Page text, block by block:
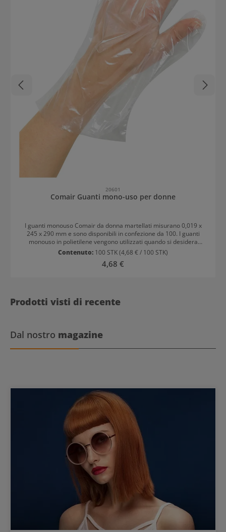
20601
Comair Guanti mono-uso per donne
I guanti monouso Comair da donna martellati misurano 0,019 x
245 x 290 mm e sono disponibili in confezione da 100. I guanti
monouso in polietilene vengono utilizzati quando si desidera
proteggere le mani dai prodotti per capelli. I guanti sono anche una
parte importante nel rispetto degli standard igienici. I guanti sono
adatti sia per mano destra che sinistra.
Contenuto: 100 STK(4,68 € / 100 STK)
Prezzo normale:
4,68 €
Prodotti visti di recente
Dal nostro magazine